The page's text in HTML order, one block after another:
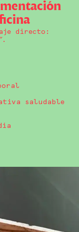
directo:
.
saludable